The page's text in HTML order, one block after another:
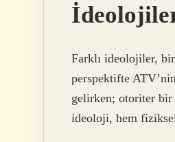
Farklı ideolojiler,
perspektifte
gelirken; otoriter bir
ideoloji, hem